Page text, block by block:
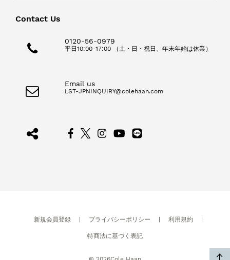
Contact Us
0120-56-0979
平日10:00-17:00 （土・日・祝日、年末年始は休業）
Email us
LST-JPNINQUIRY@colehaan.com
新規会員登録 | プライバシーポリシー | 利用規約 |
特商法に基づく表記